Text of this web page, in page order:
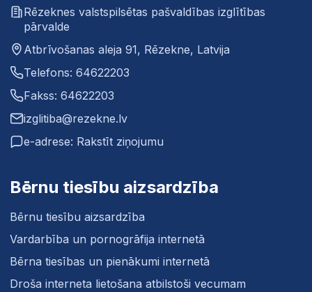
Rēzeknes valstspilsētas pašvaldības izglītības
pārvalde
Atbrīvošanas aleja 91, Rēzekne, Latvija
Telefons: 64622203
Fakss: 64622203
izglitiba@rezekne.lv
e-adrese: Rakstīt ziņojumu
Bērnu tiesību aizsardzība
Bērnu tiesību aizsardzība
Vardarbība un pornogrāfija internetā
Bērna tiesības un pienākumi internetā
Droša interneta lietošana atbilstoši vecumam